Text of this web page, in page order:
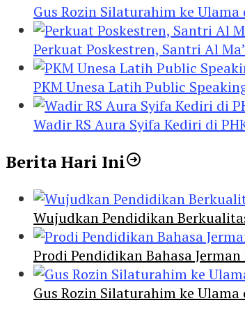
Gus Rozin Silaturahim ke
Perkuat Poskestren, Santri Al
PKM Unesa Latih Public
Wadir RS Aura Syifa Kediri di
Berita Hari Ini
Wujudkan Pendidikan
Prodi Pendidikan Bahasa
Gus Rozin Silaturahim ke